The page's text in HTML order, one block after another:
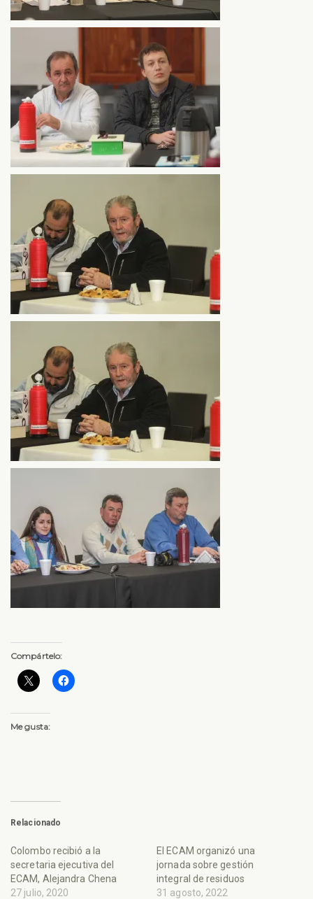
Compártelo:
Me gusta:
Relacionado
Colombo recibió a la
secretaria ejecutiva del
ECAM, Alejandra Chena
27 julio, 2020
El ECAM organizó una
jornada sobre gestión
integral de residuos
31 agosto, 2022